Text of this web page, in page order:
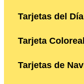
Tarjetas del
Tarjeta
Tarjetas de